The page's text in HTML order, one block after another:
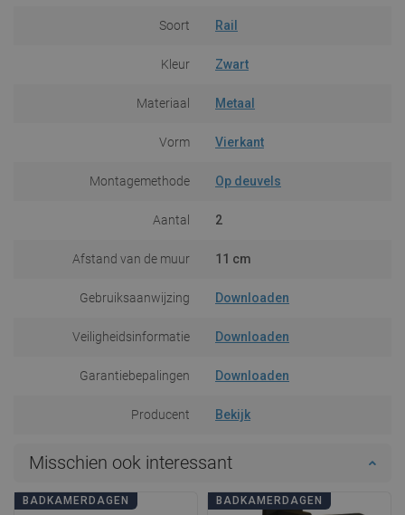
Soort Rail
Kleur Zwart
Materiaal Metaal
Vorm Vierkant
Montagemethode Op deuvels
Aantal 2
Afstand van de muur 11 cm
Gebruiksaanwijzing Downloaden
Veiligheidsinformatie Downloaden
Garantiebepalingen Downloaden
Producent Bekijk
Misschien ook interessant
BADKAMERDAGEN BADKAMERDAGEN